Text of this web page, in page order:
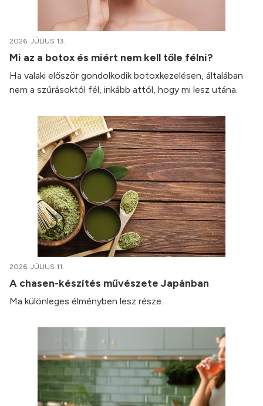
2026. JÚLIUS 13.
Mi az a botox és miért nem kell tőle félni?
Ha valaki először gondolkodik botoxkezelésen, általában
nem a szúrásoktól fél, inkább attól, hogy mi lesz utána.
2026. JÚLIUS 11.
A chasen-készítés művészete Japánban
Ma különleges élményben lesz része.